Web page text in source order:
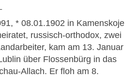
* 08.01.1902 in Kamenskoje
russisch-orthodox, zwei
kam am 13. Januar
über Flossenbürg in das
Allach. Er floh am 8.